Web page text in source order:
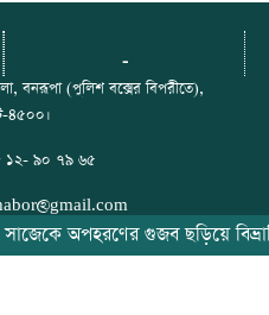
-
বনরূপা (পুলিশ বক্সের বিপরীতে),
৪৫০০।
১২- ৯০ ৭৯ ৬৫
paharerkhabor
অপহরণের গুজব ছড়িয়ে বিভ্রান্তি